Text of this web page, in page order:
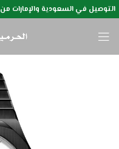
التوصيل في السعودية